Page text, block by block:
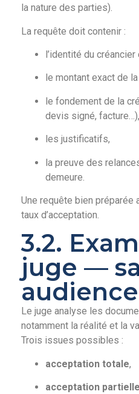
la nature des parties).
La requête doit contenir :
l’identité du créancier
le montant exact de
le fondement de la
devis signé, facture…),
les justificatifs,
la preuve des
demeure.
Une requête bien préparée
taux d’acceptation.
3.2.
juge —
audience
Le juge analyse les
notamment la réalité et la
Trois issues possibles :
acceptation totale,
acceptation partielle